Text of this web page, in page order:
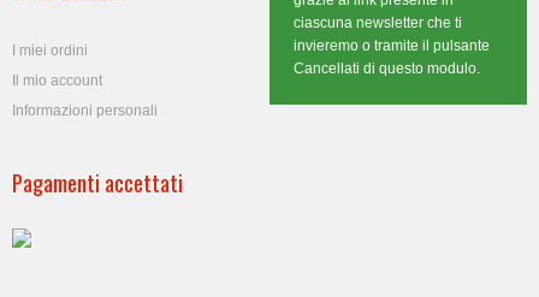
I miei ordini
Il mio account
Informazioni personali
Pagamenti accettati
ciascuna newsletter che ti
invieremo o tramite il pulsante
Cancellati di questo modulo.